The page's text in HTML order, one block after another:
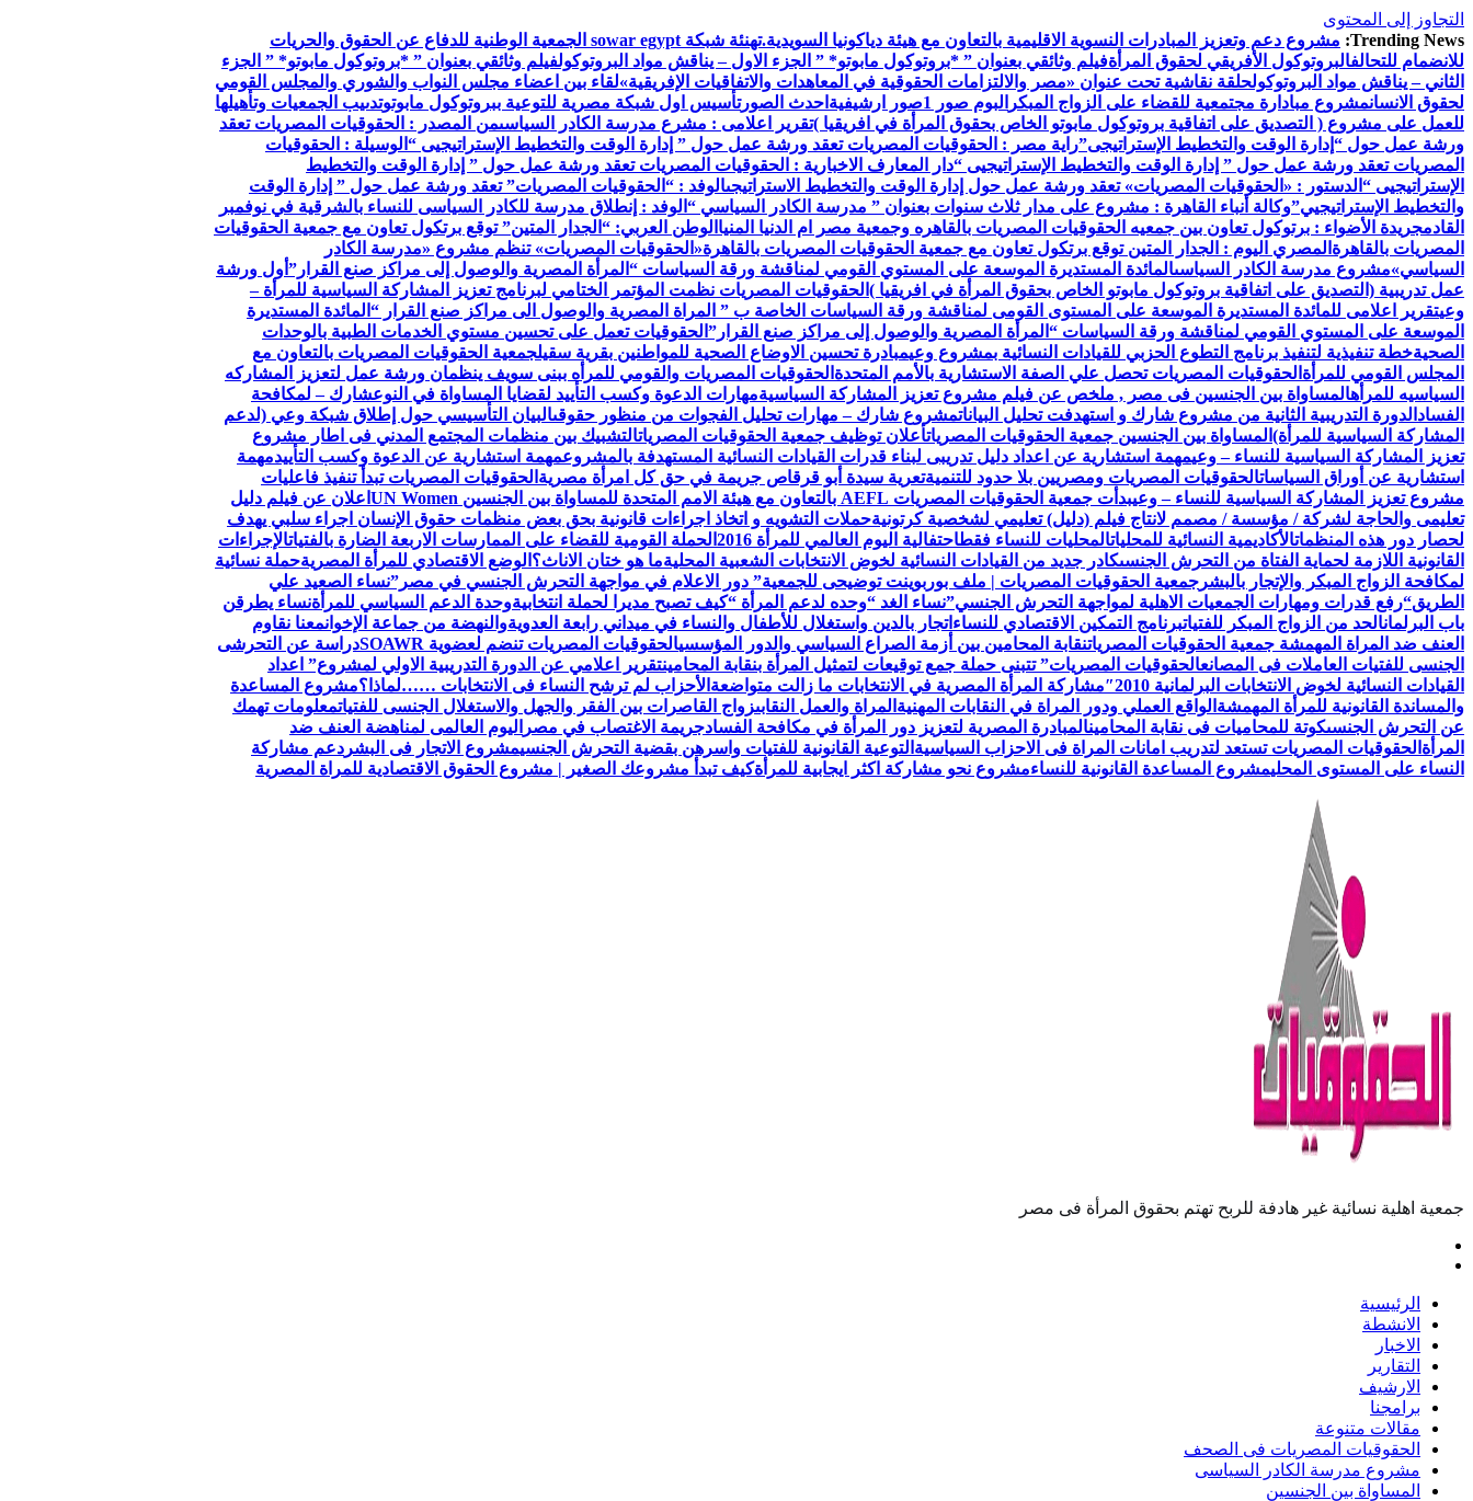
التجاوز إلى المحتوى
Trending News: مشروع دعم وتعزيز المبادرات النسوية الاقليمية بالتعاون مع هيئة دياكونيا السويدية.
تهنئة شبكة sowar egypt الجمعية الوطنية للدفاع عن الحقوق والحريات
للانضمام للتحالفالبروتوكول الأفريقي لحقوق المرأةفيلم وثائقي بعنوان ” *بروتوكول مابوتو* ” الجزء الاول – يناقش مواد البروتوكولفيلم وثائقي بعنوان ” *بروتوكول مابوتو* ” الجزء
الثاني – يناقش مواد البروتوكولحلقة نقاشية تحت عنوان «مصر والالتزامات الحقوقية في المعاهدات والاتفاقيات الإفريقية»لقاء بين اعضاء مجلس النواب والشوري والمجلس القومي
لحقوق الانسانمشروع مبادارة مجتمعية للقضاء على الزواج المبكر البوم صور 1 صور ارشيفية احدث الصورتأسيس اول شبكة مصرية للتوعية ببروتوكول مابوتوتدىيب الجمعيات وتأهيلها
للعمل على مشروع ( التصديق على اتفاقية بروتوكول مابوتو الخاص بحقوق المرأة في افريقيا )تقرير اعلامى : مشرع مدرسة الكادر السياسىمن المصدر : الحقوقيات المصريات تعقد
ورشة عمل حول “إدارة الوقت والتخطيط الإستراتيجى”راية مصر : الحقوقيات المصريات تعقد ورشة عمل حول ” إدارة الوقت والتخطيط الإستراتيجيى “ الوسيلة : الحقوقيات
المصريات تعقد ورشة عمل حول ” إدارة الوقت والتخطيط الإستراتيجيى “دار المعارف الاخبارية : الحقوقيات المصريات تعقد ورشة عمل حول ” إدارة الوقت والتخطيط
الإستراتيجيى “ الدستور : «الحقوقيات المصريات» تعقد ورشة عمل حول إدارة الوقت والتخطيط الاستراتيجىالوفد : “الحقوقيات المصريات” تعقد ورشة عمل حول ” إدارة الوقت
والتخطيط الإستراتيجيي”وكالة أنباء القاهرة : مشروع على مدار ثلاث سنوات بعنوان ” مدرسة الكادر السياسي “ الوفد : إنطلاق مدرسة للكادر السياسى للنساء بالشرقية في نوفمبر
القادمجريدة الأضواء : برتوكول تعاون بين جمعيه الحقوقيات المصريات بالقاهره وجمعية مصر ام الدنيا المنيا الوطن العربي: “الجدار المتين” توقع برتكول تعاون مع جمعية الحقوقيات
المصريات بالقاهرة المصري اليوم : الجدار المتين توقع برتكول تعاون مع جمعية الحقوقيات المصريات بالقاهرة«الحقوقيات المصريات» تنظم مشروع «مدرسة الكادر
السياسي»مشروع مدرسة الكادر السياسىالمائدة المستديرة الموسعة على المستوي القومي لمناقشة ورقة السياسات “المرأة المصرية والوصول إلى مراكز صنع القرار” أول ورشة
عمل تدريبية (التصديق على اتفاقية بروتوكول مابوتو الخاص بحقوق المرأة في افريقيا ) الحقوقيات المصريات نظمت المؤتمر الختامي لبرنامج تعزيز المشاركة السياسية للمرأة –
وعيتقرير اعلامى للمائدة المستديرة الموسعة على المستوى القومى لمناقشة ورقة السياسات الخاصة ب ” المراة المصرية والوصول الى مراكز صنع القرار “ المائدة المستديرة
الموسعة على المستوي القومي لمناقشة ورقة السياسات “المرأة المصرية والوصول إلى مراكز صنع القرار” الحقوقيات تعمل على تحسين مستوي الخدمات الطبية بالوحدات
الصحيةخطة تنفيذية لتنفيذ برنامج التطوع الحزبي للقيادات النسائية بمشروع وعيمبادرة تحسين الاوضاع الصحية للمواطنين بقرية سقيلجمعية الحقوقيات المصريات بالتعاون مع
المجلس القومي للمرأة الحقوقيات المصريات تحصل علي الصفة الاستشارية بالأمم المتحدة الحقوقيات المصريات والقومي للمرأه ببنى سويف ينظمان ورشة عمل لتعزيز المشاركه
السياسيه للمرأهالمساواة بين الجنسين فى مصر , ملخص عن فيلم مشروع تعزيز المشاركة السياسيةمهارات الدعوة وكسب التأييد لقضايا المساواة في النوعشارك – لمكافحة
الفساد الدورة التدريبية الثانية من مشروع شارك و استهدفت تحليل البياناتمشروع شارك – مهارات تحليل الفجوات من منظور حقوقىالبيان التأسيسي حول إطلاق شبكة وعي (لدعم
المشاركة السياسية للمرأة) المساواة بين الجنسين جمعية الحقوقيات المصرياتأعلان توظيف جمعية الحقوقيات المصرياتالتشبيك بين منظمات المجتمع المدني فى اطار مشروع
تعزيز المشاركة السياسية للنساء – وعيمهمة استشارية عن اعداد دليل تدريبى لبناء قدرات القيادات النسائية المستهدفة بالمشروعمهمة استشارية عن الدعوة وكسب التأييدمهمة
استشارية عن أوراق السياساتالحقوقيات المصريات ومصريين بلا حدود للتنميةتعرية سيدة أبو قرقاص جريمة في حق كل امرأة مصرية الحقوقيات المصريات تبدأ تنفيذ فاعليات
مشروع تعزيز المشاركة السياسية للنساء – وعيبدأت جمعية الحقوقيات المصريات AEFL بالتعاون مع هيئة الامم المتحدة للمساواة بين الجنسين UN Women
اعلان عن فيلم دليل
تعليمى والحاجة لشركة / مؤسسة / مصمم لانتاج فيلم (دليل) تعليمي لشخصية كرتونيةحملات التشويه و اتخاذ اجراءات قانونية بحق بعض منظمات حقوق الإنسان اجراء سلبي يهدف
لحصار دور هذه المنظماتالأكاديمية النسائية للمحلياتالمحليات للنساء فقطاحتفالية اليوم العالمي للمرأة 2016 الحملة القومية للقضاء على الممارسات الاربعة الضارة بالفتياتالإجراءات
القانونية اللازمة لحماية الفتاة من التحرش الجنسىكادر جديد من القيادات النسائية لخوض الانتخابات الشعبية المحليةما هو ختان الاناث؟ الوضع الاقتصادي للمرأة المصريةحملة نسائية
لمكافحة الزواج المبكر والإتجار بالبشر جمعية الحقوقيات المصريات | ملف بوربوينت توضيحى للجمعية” دور الاعلام في مواجهة التحرش الجنسي في مصر”نساء الصعيد علي
الطريق“رفع قدرات ومهارات الجمعيات الاهلية لمواجهة التحرش الجنسي”نساء الغد “وحده لدعم المرأة “كيف تصبح مديرا لحملة انتخابيةوحدة الدعم السياسي للمرأةنساء يطرقن
باب البرلمانالحد من الزواج المبكر للفتياتبرنامج التمكين الاقتصادي للنساء اتجار بالدين واستغلال للأطفال والنساء في ميداني رابعة العدويةوالنهضة من جماعة الإخوانمعنا نقاوم
العنف ضد المراة المهمشة جمعية الحقوقيات المصرياتنقابة المحامين بين أزمة الصراع السياسي والدور المؤسسيالحقوقيات المصريات تنضم لعضوية SOAWR
دراسة عن التحرشى
الجنسى للفتيات العاملات فى المصانعالحقوقيات المصريات” تتبنى حملة جمع توقيعات لتمثيل المرأة بنقابة المحامينتقرير اعلامي عن الدورة التدريبية الاولي لمشروع” اعداد
القيادات النسائية لخوض الانتخابات البرلمانية 2010″
مشاركة المرأة المصرية في الانتخابات ما زالت متواضعة الأحزاب لم ترشح النساء فى الانتخابات ……لماذا؟مشروع المساعدة
والمساندة القانونية للمرأة المهمشة الواقع العملي ودور المراة في النقابات المهنية المراة والعمل النقابىزواج القاصرات بين الفقر والجهل والاستغلال الجنسى للفتياتمعلومات تهمك
عن التحرش الجنسىكوتة للمحاميات فى نقابة المحامينالمبادرة المصرية لتعزيز دور المرأة في مكافحة الفسادجريمة الاغتصاب في مصر اليوم العالمى لمناهضة العنف ضد
المرأة الحقوقيات المصريات تستعد لتدريب امانات المراة فى الاحزاب السياسية التوعية القانونية للفتيات واسرهن بقضية التحرش الجنسيمشروع الاتجار فى البشر دعم مشاركة
النساء على المستوى المحليمشروع المساعدة القانونية للنساءمشروع نحو مشاركة اكثر ايجابية للمرأةكيف تبدأ مشروعك الصغير | مشروع الحقوق الاقتصادية للمراة المصرية
جمعية اهلية نسائية غير هادفة للربح تهتم بحقوق المرأة فى مصر
الرئيسية
الانشطة
الاخبار
التقارير
الارشيف
برامجنا
مقالات متنوعة
الحقوقيات المصريات فى الصحف
مشروع مدرسة الكادر السياسى
المساواة بين الجنسين